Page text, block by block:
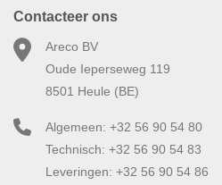
Contacteer ons
Areco BV
Oude Ieperseweg 119
8501 Heule (BE)
Algemeen: +32 56 90 54 80
Technisch: +32 56 90 54 83
Leveringen: +32 56 90 54 86